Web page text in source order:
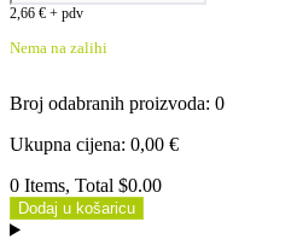
2,66 € + pdv
Nema na zalihi
Broj odabranih proizvoda: 0
Ukupna cijena: 0,00 €
0 Items, Total $0.00
Dodaj u košaricu